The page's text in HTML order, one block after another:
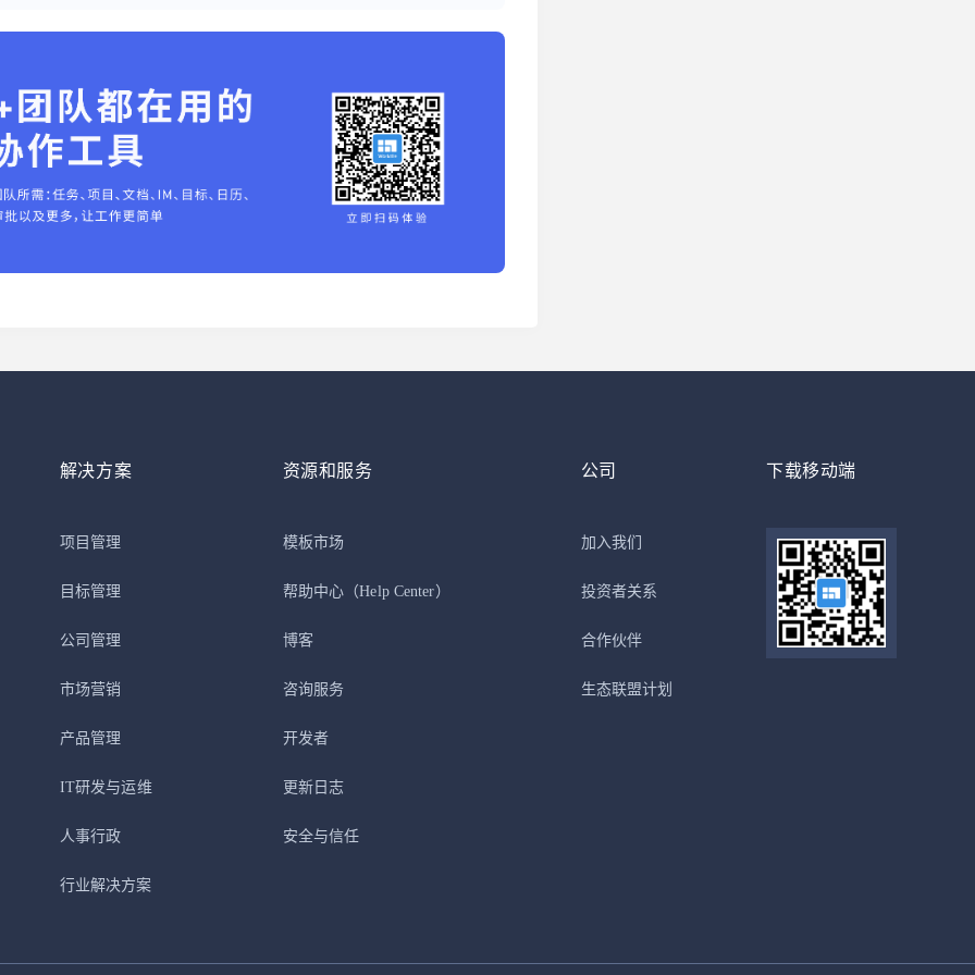
解决方案
项目管理
目标管理
公司管理
市场营销
产品管理
IT研发与运维
人事行政
行业解决方案
资源和服务
模板市场
帮助中心 （Help Center）
博客
咨询服务
开发者
更新日志
安全与信任
公司
加入我们
投资者关系
合作伙伴
生态联盟计划
下载移动端